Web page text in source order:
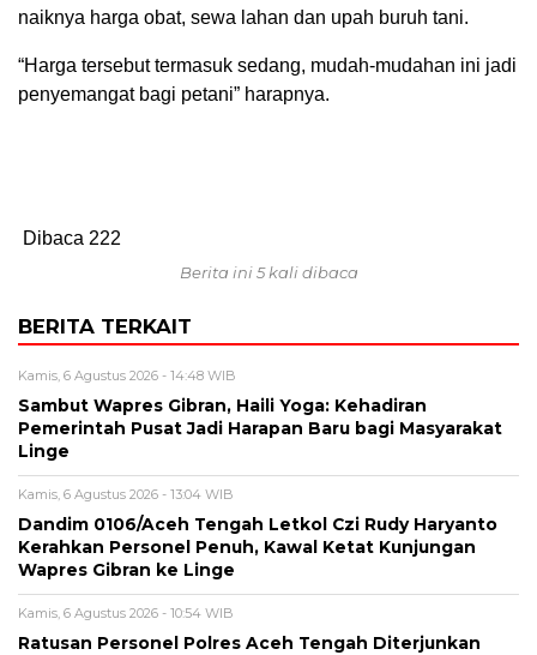
naiknya harga obat, sewa lahan dan upah buruh tani.
“Harga tersebut termasuk sedang, mudah-mudahan ini jadi
penyemangat bagi petani” harapnya.
Dibaca 222
Berita ini 5 kali dibaca
BERITA TERKAIT
Kamis, 6 Agustus 2026 - 14:48 WIB
‎Sambut Wapres Gibran, Haili Yoga: Kehadiran
Pemerintah Pusat Jadi Harapan Baru bagi Masyarakat
Linge
Kamis, 6 Agustus 2026 - 13:04 WIB
Dandim 0106/Aceh Tengah Letkol Czi Rudy Haryanto
Kerahkan Personel Penuh, Kawal Ketat Kunjungan
Wapres Gibran ke Linge
Kamis, 6 Agustus 2026 - 10:54 WIB
Ratusan Personel Polres Aceh Tengah Diterjunkan